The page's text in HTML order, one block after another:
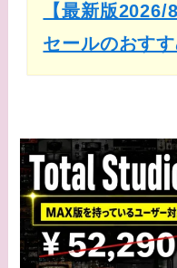
【最新版
セールのおすす